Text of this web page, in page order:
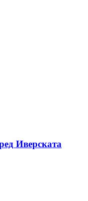
Иверската